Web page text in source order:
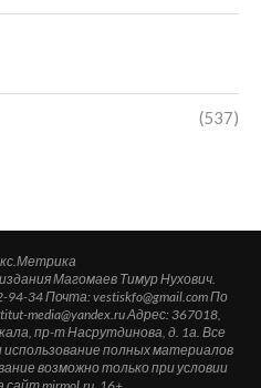
(537)
Магомаев Тимур Нухович.
34 Почта: vestiskfo@gmail.com По
media@yandex.ru Адрес: 367018,
пр-т Насрутдинова, д. 1а. Все
полных материалов
возможно только при условии